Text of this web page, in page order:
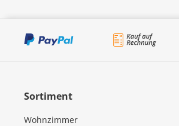
Sortiment
Wohnzimmer